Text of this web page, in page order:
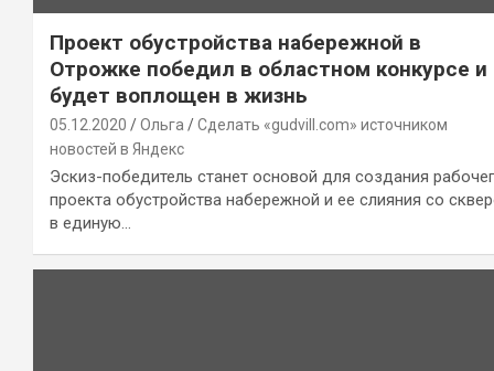
Проект обустройства набережной в
Отрожке победил в областном конкурсе и
будет воплощен в жизнь
05.12.2020 Ольга
Сделать «gudvill.com» источником
новостей в Яндекс
Эскиз-победитель станет основой для создания
проекта обустройства набережной и ее слияния со
в единую…